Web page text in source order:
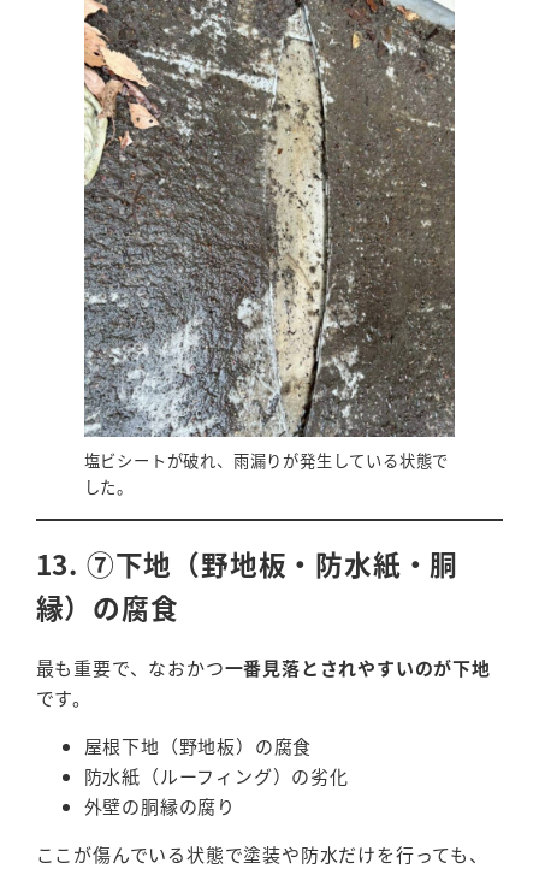
塩ビシートが破れ、雨漏りが発生している状態で
した。
13. ⑦下地（野地板・防水紙・胴
縁）の腐食
最も重要で、なおかつ一番見落とされやすいのが下地
です。
屋根下地（野地板）の腐食
防水紙（ルーフィング）の劣化
外壁の胴縁の腐り
ここが傷んでいる状態で塗装や防水だけを行っても、